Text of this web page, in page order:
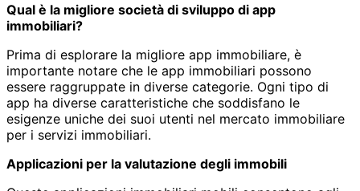
Qual è la migliore società di sviluppo di app
immobiliari?
Prima di esplorare la migliore app immobiliare, è
importante notare che le app immobiliari possono
essere raggruppate in diverse categorie. Ogni tipo di
app ha diverse caratteristiche che soddisfano le
esigenze uniche dei suoi utenti nel mercato immobiliare
per i servizi immobiliari.
Applicazioni per la valutazione degli immobili